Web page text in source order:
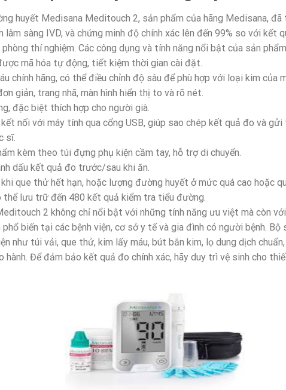
huyết Medisana Meditouch 2, sản phẩm của hãng Medisana, đã
lâm sàng IVD, và chứng minh độ chính xác lên đến 99% so với kết
thí nghiệm. Các công dụng và tính năng nổi bật của sản
mã hóa tự động, tiết kiệm thời gian cài đặt.
chính hãng, có thể điều chỉnh độ sâu để phù hợp với loại kim của
giản, trang nhã, màn hình hiển thị to và rõ nét.
đặc biệt thích hợp cho người già.
kết nối với máy tính qua cổng USB, giúp sao chép kết quả đo và
sĩ.
kèm theo túi đựng phụ kiện cầm tay, hỗ trợ di chuyển.
dấu kết quả đo trước/sau khi ăn.
que thử hết hạn, hoặc lượng đường huyết ở mức quá cao hoặc
thể lưu trữ đến 480 kết quả kiểm tra tiểu đường.
2 không chỉ nổi bật với những tính năng ưu việt mà còn
biến tại các bệnh viện, cơ sở y tế và gia đình có người bệnh. Bộ
như túi vải, que thử, kim lấy máu, bút bắn kim, lọ dung dịch
hành. Để đảm bảo kết quả đo chính xác, hãy duy trì vệ sinh cho